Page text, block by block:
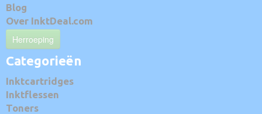
Blog
Over InktDeal.com
Herroeping
Categorieën
Inktcartridges
Inktflessen
Toners